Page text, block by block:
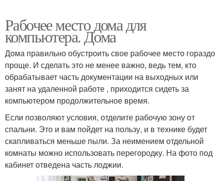
Рабочее место дома для
компьютера. Дома
Дома правильно обустроить свое рабочее место гораздо
проще. И сделать это не менее важно, ведь тем, кто
обрабатывает часть документации на выходных или
занят на удаленной работе , приходится сидеть за
компьютером продолжительное время.
Если позволяют условия, отделите рабочую зону от
спальни. Это и вам пойдет на пользу, и в технике будет
скапливаться меньше пыли. За неимением отдельной
комнаты можно использовать перегородку. На фото под
кабинет отведена часть лоджии.